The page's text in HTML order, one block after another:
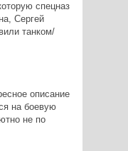
спецназ
Сергей
танком/
описание
на боевую
не по